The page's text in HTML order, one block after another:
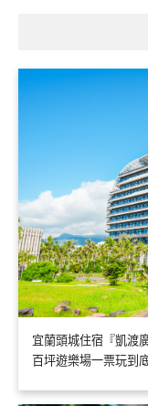
宜蘭頭城住宿『凱渡
百坪遊樂場一票玩到